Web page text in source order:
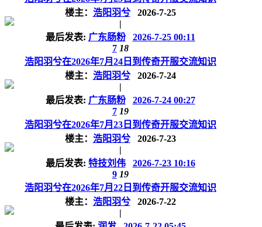
楼主： 浩阳羽兮
2026-7-25
|
最后发表: 广东肠粉
2026-7-25 00:11
7 18
浩阳羽兮在2026年7月24日到传奇开服交流知识
楼主： 浩阳羽兮
2026-7-24
|
最后发表: 广东肠粉
2026-7-24 00:27
7 19
浩阳羽兮在2026年7月23日到传奇开服交流知识
楼主： 浩阳羽兮
2026-7-23
|
最后发表: 特技刘伟
2026-7-23 10:16
9 19
浩阳羽兮在2026年7月22日到传奇开服交流知识
楼主： 浩阳羽兮
2026-7-22
|